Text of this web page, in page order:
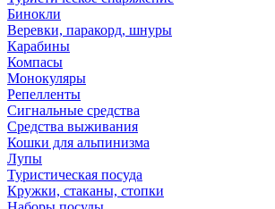
Бинокли
Веревки, паракорд, шнуры
Карабины
Компасы
Монокуляры
Репелленты
Сигнальные средства
Средства выживания
Кошки для альпинизма
Лупы
Туристическая посуда
Кружки, стаканы, стопки